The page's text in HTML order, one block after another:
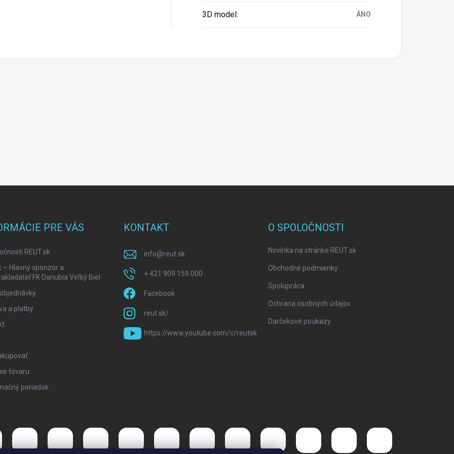
3D model : ÁNO
PRE VÁS
REUT.sk
– Hlavný sponzor a
FK Danubia Veľký Biel
a platby
tovaru
poriadok
KONTAKT
info@reut.sk
+ 421 909 159 000
Facebook
reut.sk/
https://www.youtube.com/c/reutsk
O SPOLOČNOSTI
Novinka na stránke REUT.sk
Obchodné podmienky
Spolupráca
Ochrana osobných údajov
Darčekové poukazy